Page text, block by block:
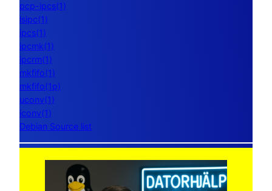
pcp-ipcs(1)
lsipc(1)
ipcs(1)
ipcmk(1)
ipcrm(1)
mkfifo(1)
mkfifo(1p)
uconv(1)
iconv(1)
Debian Source list